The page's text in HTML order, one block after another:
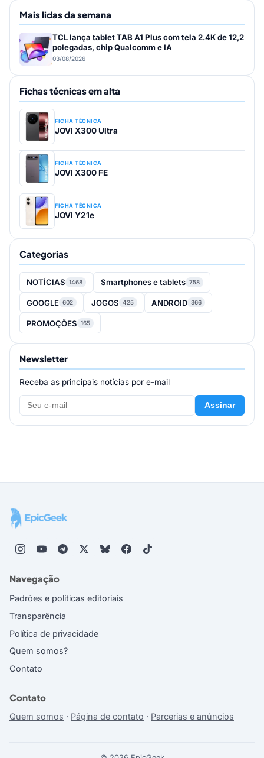
Mais lidas da semana
TCL lança tablet TAB A1 Plus com tela 2.4K de 12,2
polegadas, chip Qualcomm e IA
03/08/2026
Fichas técnicas em alta
FICHA TÉCNICA
JOVI X300 Ultra
FICHA TÉCNICA
JOVI X300 FE
FICHA TÉCNICA
JOVI Y21e
Categorias
NOTÍCIAS 1468 Smartphones e tablets 758
GOOGLE 602 JOGOS 425 ANDROID 366
PROMOÇÕES 165
Newsletter
Receba as principais notícias por e-mail
Assinar
Navegação
Padrões e políticas editoriais
Transparência
Política de privacidade
Quem somos?
Contato
Contato
Quem somos · Página de contato · Parcerias e anúncios